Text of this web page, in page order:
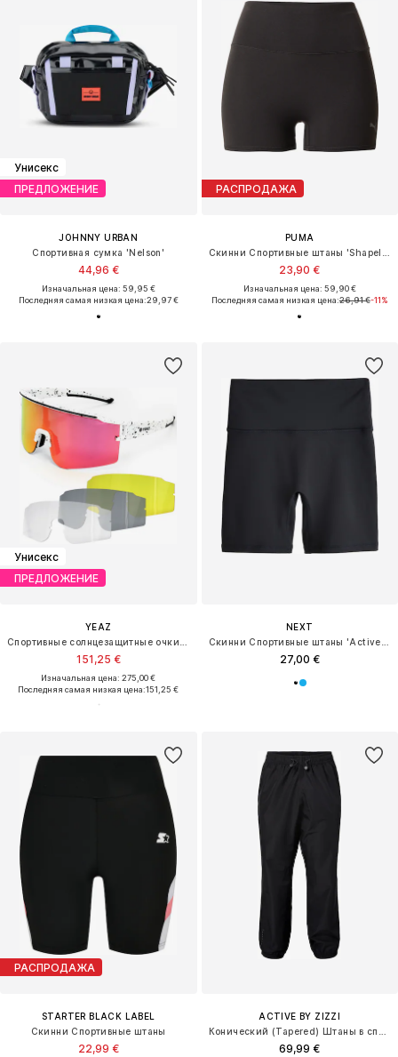
Унисекс
ПРЕДЛОЖЕНИЕ
JOHNNY URBAN
Спортивная сумка 'Nelson'
44,96 €
Изначальная цена: 59,95 €
Последняя самая низкая цена:29,97 €
РАСПРОДАЖА
PUMA
Скинни Спортивные штаны 'Shapeluxe'
23,90 €
Изначальная цена: 59,90 €
Последняя самая низкая цена:26,91 €-11%
Унисекс
ПРЕДЛОЖЕНИЕ
YEAZ
Спортивные солнцезащитные очки 'Sunthrill'
151,25 €
Изначальная цена: 275,00 €
Последняя самая низкая цена:151,25 €
NEXT
Скинни Спортивные штаны 'Active Power'
27,00 €
РАСПРОДАЖА
STARTER BLACK LABEL
Скинни Спортивные штаны
22,99 €
ACTIVE BY ZIZZI
Конический (Tapered) Штаны в спортивном стиле 'AKLARA'
69,99 €